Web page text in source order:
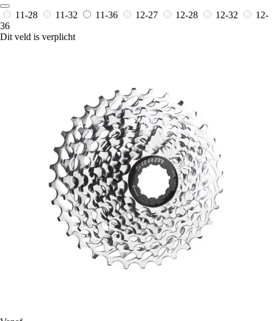
11-28 11-32 11-36 12-27 12-28 12-32
12-
36
Dit veld is verplicht